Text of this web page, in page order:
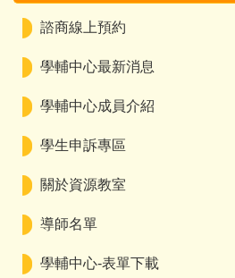
諮商線上預約
學輔中心最新消息
學輔中心成員介紹
學生申訴專區
關於資源教室
導師名單
學輔中心-表單下載